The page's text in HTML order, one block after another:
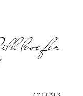
love for